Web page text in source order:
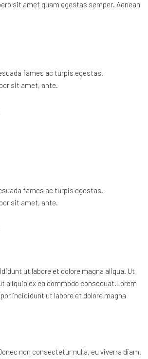
sit amet quam egestas semper. Aenean
fames ac turpis egestas.
sit amet, ante.
fames ac turpis egestas.
sit amet, ante.
ut labore et dolore magna aliqua. Ut
aliquip ex ea commodo consequat.Lorem
incididunt ut labore et dolore magna
non consectetur nulla, eu viverra diam.